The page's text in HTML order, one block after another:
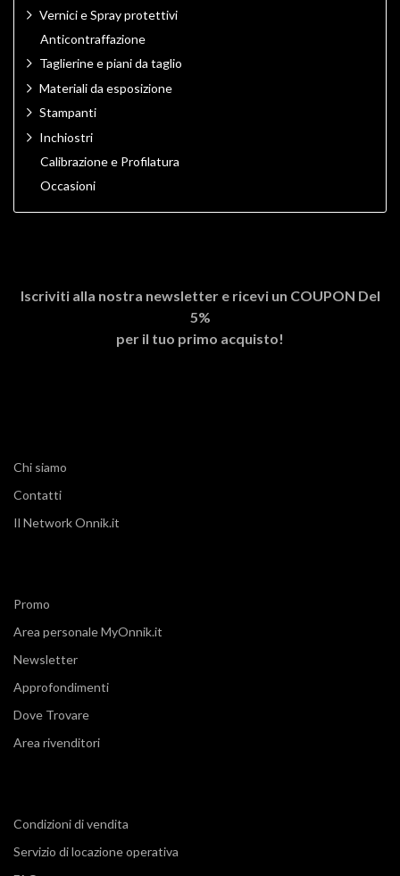
Vernici e Spray protettivi
Anticontraffazione
Taglierine e piani da taglio
Materiali da esposizione
Stampanti
Inchiostri
Calibrazione e Profilatura
Occasioni
Iscriviti alla nostra newsletter e ricevi un COUPON Del
5%
per il tuo primo acquisto!
Chi siamo
Contatti
Il Network Onnik.it
Promo
Area personale MyOnnik.it
Newsletter
Approfondimenti
Dove Trovare
Area rivenditori
Condizioni di vendita
Servizio di locazione operativa